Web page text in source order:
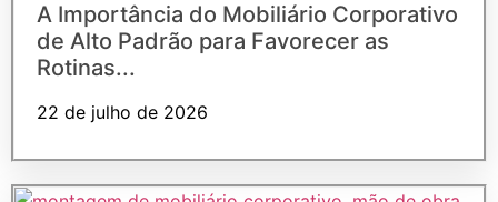
A Importância do Mobiliário Corporativo
de Alto Padrão para Favorecer as
Rotinas...
22 de julho de 2026